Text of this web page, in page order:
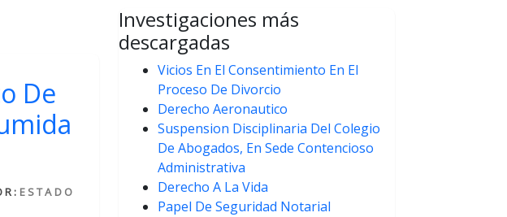
De
ESTADO
Investigaciones más
descargadas
Vicios En El Consentimiento En El
Proceso De Divorcio
Derecho Aeronautico
Suspension Disciplinaria Del Colegio
De Abogados, En Sede Contencioso
Administrativa
Derecho A La Vida
Papel De Seguridad Notarial